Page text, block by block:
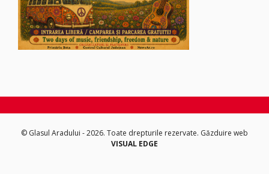
© Glasul Aradului - 2026. Toate drepturile rezervate. Găzduire web
VISUAL EDGE